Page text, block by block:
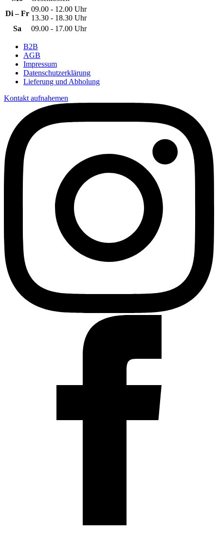
Di – Fr
09.00 - 12.00 Uhr
13.30 - 18.30 Uhr
Sa
09.00 - 17.00 Uhr
B2B
AGB
Impressum
Datenschutzerklärung
Lieferung und Abholung
Kontakt aufnahemen